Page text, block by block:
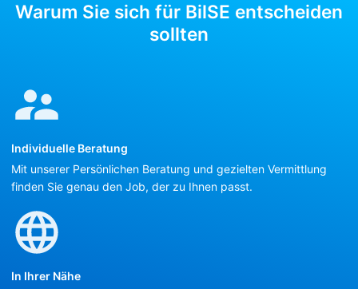
Warum Sie sich für BilSE entscheiden
sollten
Individuelle Beratung
Mit unserer Persönlichen Beratung und gezielten Vermittlung
finden Sie genau den Job, der zu Ihnen passt.
In Ihrer Nähe